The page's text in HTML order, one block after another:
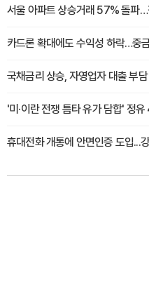
서울 아파트 상승거래 57% 돌파
카드론 확대에도 수익성 하락…중
국채금리 상승, 자영업자 대출 부
'미·이란 전쟁 틈타 유가 담합' 정
휴대전화 개통에 안면인증 도입...